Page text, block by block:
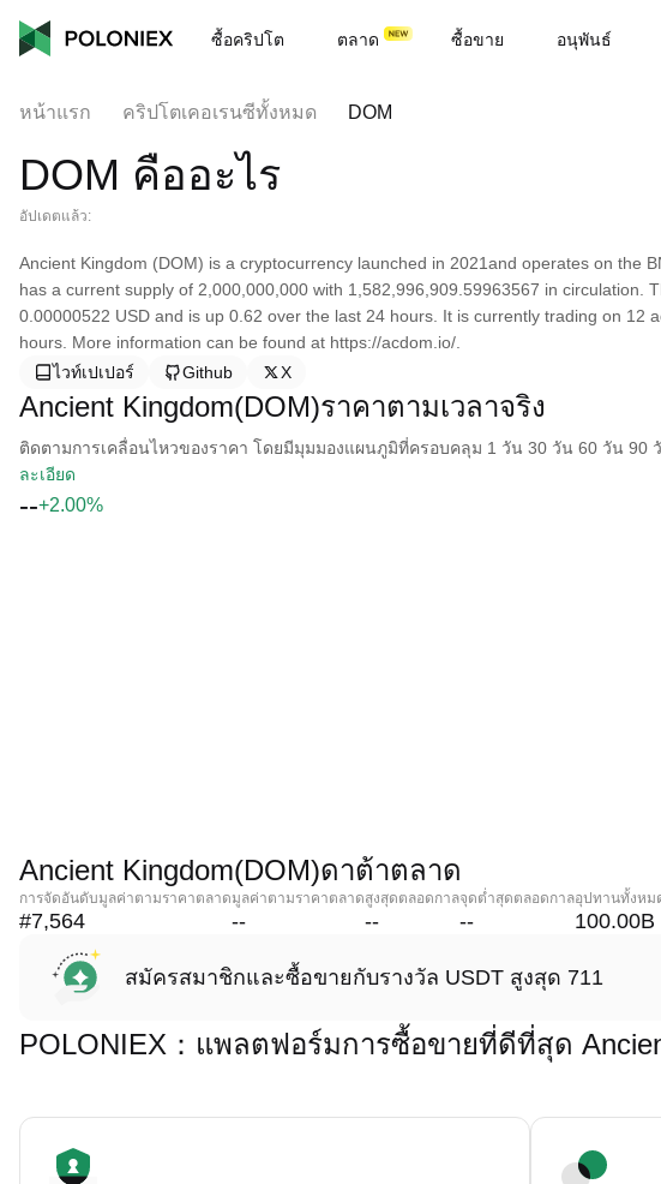
ซื้อคริปโต ตลาด ซื้อขาย อนุพันธ์
หน้าแรก คริปโตเคอเรนซีทั้งหมด DOM
DOM คืออะไร
อัปเดตแล้ว:
Ancient Kingdom (DOM) is a cryptocurrency launched in 2021and operates on the
has a current supply of 2,000,000,000 with 1,582,996,909.59963567 in circulation.
0.00000522 USD and is up 0.62 over the last 24 hours. It is currently trading on 12
hours. More information can be found at https://acdom.io/.
ไวท์เปเปอร์
Github X
Ancient Kingdom(DOM)ราคาตามเวลาจริง
ติดตามการเคลื่อนไหวของราคา โดยมีมุมมองแผนภูมิที่ครอบคลุม 1 วัน 30 วัน 60 วัน 90
ละเอียด
--+2.00%
Ancient Kingdom(DOM)ดาต้าตลาด
การจัดอันดับมูลค่าตามราคาตลาด
#7,564
มูลค่าตามราคาตลาด
--
สูงสุดตลอดกาล
--
จุดต่ำสุดตลอดกาล
--
อุปทานทั้งหม
100.00B
สมัครสมาชิกและซื้อขายกับรางวัล USDT สูงสุด 711
POLONIEX：แพลตฟอร์มการซื้อขายที่ดีที่สุด